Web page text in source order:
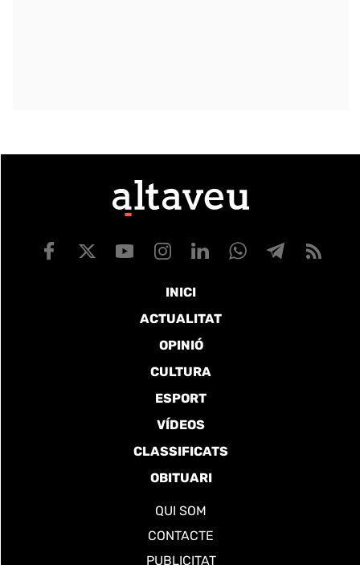
INICI
ACTUALITAT
OPINIÓ
CULTURA
ESPORT
VÍDEOS
CLASSIFICATS
OBITUARI
QUI SOM
CONTACTE
PUBLICITAT